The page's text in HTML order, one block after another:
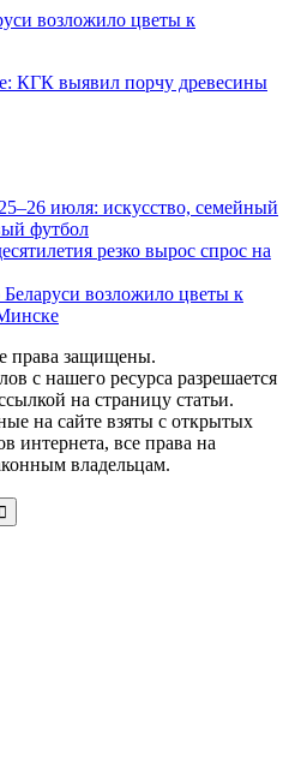
возложило цветы к
КГК выявил порчу древесины
июля: искусство, семейный
футбол
резко вырос спрос на
возложило цветы к
права защищены.
с нашего ресурса разрешается
на страницу статьи.
на сайте взяты с открытых
интернета, все права на
владельцам.